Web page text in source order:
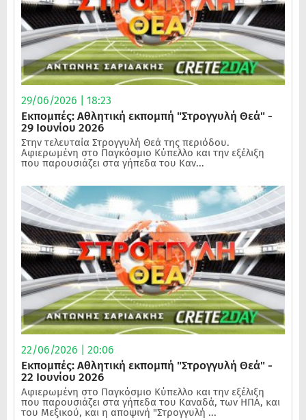
29/06/2026 | 18:23
Εκπομπές: Αθλητική εκπομπή "Στρογγυλή Θεά" -
29 Ιουνίου 2026
Στην τελευταία Στρογγυλή Θεά της περιόδου.
Αφιερωμένη στο Παγκόσμιο Κύπελλο και την εξέλιξη
που παρουσιάζει στα γήπεδα του Καν...
22/06/2026 | 20:06
Εκπομπές: Αθλητική εκπομπή "Στρογγυλή Θεά" -
22 Ιουνίου 2026
Αφιερωμένη στο Παγκόσμιο Κύπελλο και την εξέλιξη
που παρουσιάζει στα γήπεδα του Καναδά, των ΗΠΑ, και
του Μεξικού, και η αποψινή "Στρογγυλή ...